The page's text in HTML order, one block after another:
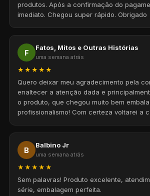
produtos. Após a confirmação do
imediato. Chegou super rápido. Obrigado
F
Fatos, Mitos e Outras Histórias
uma semana atrás
★★★★★
Quero deixar meu agradecimento pela
enaltecer a atenção dada e
o produto, que chegou muito bem
profissionalismo! Com certeza voltarei a
B
Balbino Jr
uma semana atrás
★★★★★
Sem palavras! Produto excelente,
série, embalagem perfeita.